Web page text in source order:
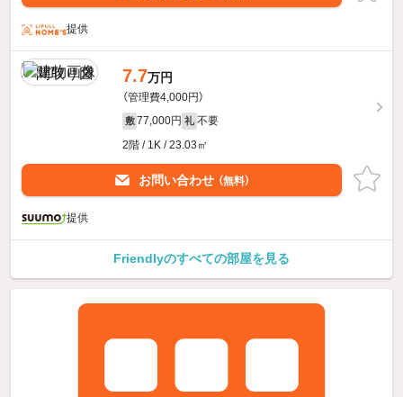
提供
7.7万円
（管理費4,000円）
敷 77,000円 礼 不要
2階 / 1K / 23.03㎡
お問い合わせ （無料）
提供
Friendlyのすべての部屋を見る